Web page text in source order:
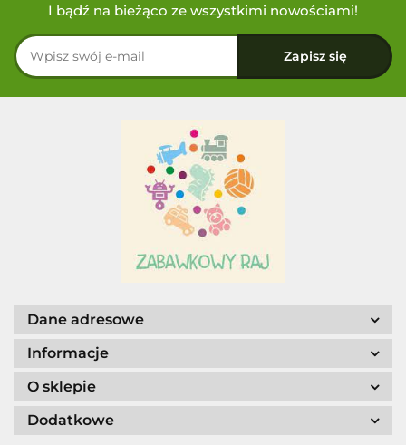
I bądź na bieżąco ze wszystkimi nowościami!
Dane adresowe
Informacje
O sklepie
Dodatkowe